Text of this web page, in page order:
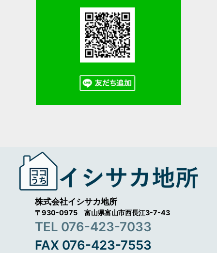
株式会社イシサカ地所
〒930-0975 富山県富山市西長江3-7-43
TEL 076-423-7033
FAX 076-423-7553